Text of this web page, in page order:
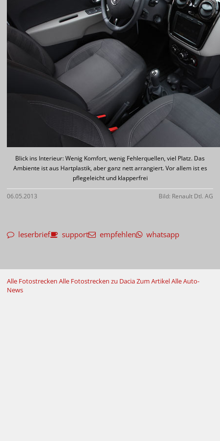
Blick ins Interieur: Wenig Komfort, wenig Fehlerquellen, viel Platz. Das
Ambiente ist aus Hartplastik, aber ganz nett arrangiert. Vor allem ist es
pflegeleicht und klapperfrei
06.05.2013 Bild: Renault Dtl. AG
leserbrief support empfehlen whatsapp
Alle Fotostrecken Alle Fotostrecken zu DaciaZum ArtikelAlle Auto-
News